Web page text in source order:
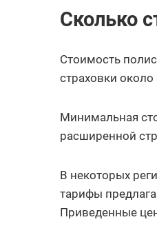
Сколько
Стоимость
страховки
Минимальная
расширенной
В некоторых
тарифы
Приведенные